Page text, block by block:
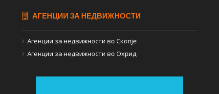
АГЕНЦИИ ЗА НЕДВИЖНОСТИ
Агенции за недвижности во Скопје
Агенции за недвижности во Охрид